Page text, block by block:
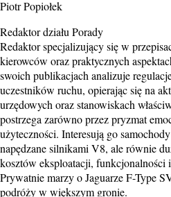
Piotr Popiołek
Redaktor działu Porady
Redaktor specjalizujący się w
kierowców oraz praktycznych
swoich publikacjach analizuje
uczestników ruchu, opierając się na
urzędowych oraz stanowiskach
postrzega zarówno przez pryzmat
użyteczności. Interesują go
napędzane silnikami V8, ale równie
kosztów eksploatacji, funkcjonalności
Prywatnie marzy o Jaguarze F-Type
podróży w większym gronie.